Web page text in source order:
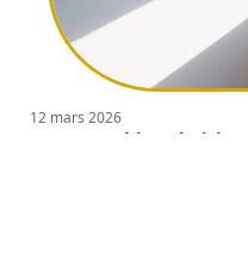
12 mars 2026
Comment bien choisir